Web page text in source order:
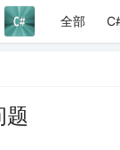
全部